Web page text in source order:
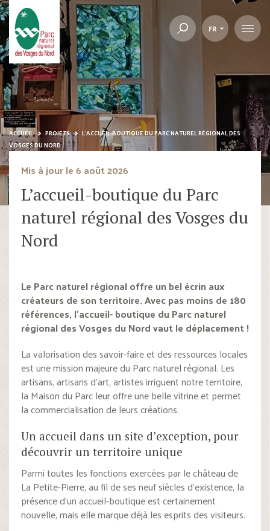
FR
ACCUEIL PROJETS
L’ACCUEIL-BOUTIQUE DU PARC NATUREL RÉGIONAL DES
VOSGES DU NORD
Mis à jour le 6 août 2026
L’accueil-boutique du Parc
naturel régional des Vosges du
Nord
Le Parc naturel régional offre un bel écrin aux
créateurs de son territoire. Avec pas moins de 180
références, l’accueil- boutique du Parc naturel
régional des Vosges du Nord vaut le déplacement !
La valorisation des savoir-faire et des ressources locales
est une mission majeure du Parc naturel régional. Les
artisans, artisans d’art, artistes irriguent notre territoire,
la Maison du Parc leur offre une belle vitrine et permet
la commercialisation de leurs créations.
Un accueil dans un site d’exception, pour
découvrir un territoire unique
Parmi toutes les fonctions exercées par le château de
La Petite-Pierre, au fil de ses neuf siècles d’existence, la
présence d’un accueil-boutique est certainement
nouvelle, mais elle marque déjà les esprits des visiteurs.